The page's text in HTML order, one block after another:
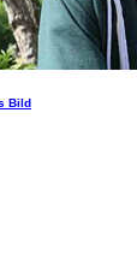
Bild